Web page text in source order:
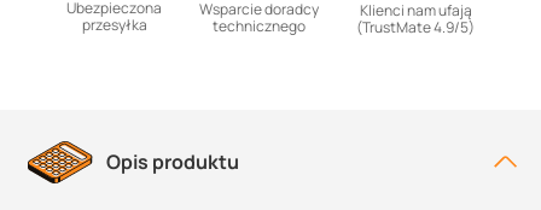
Ubezpieczona
przesyłka
Wsparcie doradcy
technicznego
Klienci nam ufają
(TrustMate 4.9/5)
Opis produktu